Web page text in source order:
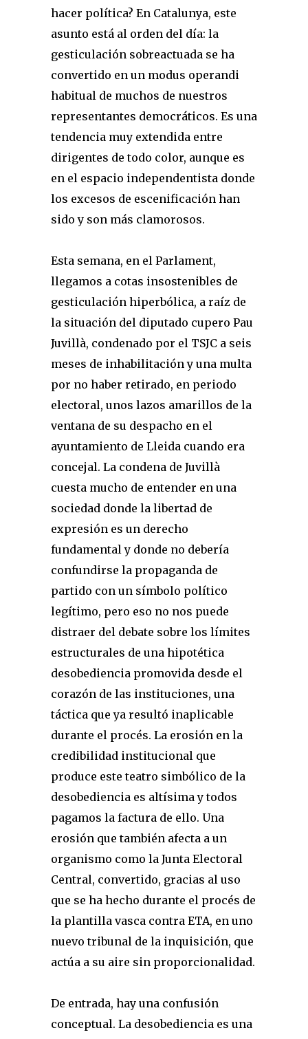
hacer política? En Catalunya, este
asunto está al orden del día: la
gesticulación sobreactuada se ha
convertido en un modus operandi
habitual de muchos de nuestros
representantes democráticos. Es una
tendencia muy extendida entre
dirigentes de todo color, aunque es
en el espacio independentista donde
los excesos de escenificación han
sido y son más clamorosos.
Esta semana, en el Parlament,
llegamos a cotas insostenibles de
gesticulación hiperbólica, a raíz de
la situación del diputado cupero Pau
Juvillà, condenado por el TSJC a seis
meses de inhabilitación y una multa
por no haber retirado, en periodo
electoral, unos lazos amarillos de la
ventana de su despacho en el
ayuntamiento de Lleida cuando era
concejal. La condena de Juvillà
cuesta mucho de entender en una
sociedad donde la libertad de
expresión es un derecho
fundamental y donde no debería
confundirse la propaganda de
partido con un símbolo político
legítimo, pero eso no nos puede
distraer del debate sobre los límites
estructurales de una hipotética
desobediencia promovida desde el
corazón de las instituciones, una
táctica que ya resultó inaplicable
durante el procés. La erosión en la
credibilidad institucional que
produce este teatro simbólico de la
desobediencia es altísima y todos
pagamos la factura de ello. Una
erosión que también afecta a un
organismo como la Junta Electoral
Central, convertido, gracias al uso
que se ha hecho durante el procés de
la plantilla vasca contra ETA, en uno
nuevo tribunal de la inquisición, que
actúa a su aire sin proporcionalidad.
De entrada, hay una confusión
conceptual. La desobediencia es una